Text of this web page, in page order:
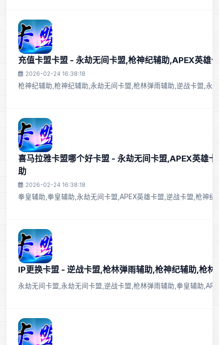
充值卡盟卡盟 - 永劫无间卡盟,枪神纪辅助,APEX英雄
2026-02-24 16:38:18
枪神纪辅助,枪神纪辅助,永劫无间卡盟,枪林弹雨辅助,逆战卡盟,永
喜马拉雅卡盟哪个好卡盟 - 永劫无间卡盟,APEX英雄
助
2026-02-24 16:38:18
拳皇辅助,拳皇辅助,永劫无间卡盟,APEX英雄卡盟,逆战卡盟,枪神
IP更换卡盟 - 逆战卡盟,枪林弹雨辅助,枪神纪辅助,枪林
永劫无间卡盟,永劫无间卡盟,逆战卡盟,枪林弹雨辅助,拳皇辅助